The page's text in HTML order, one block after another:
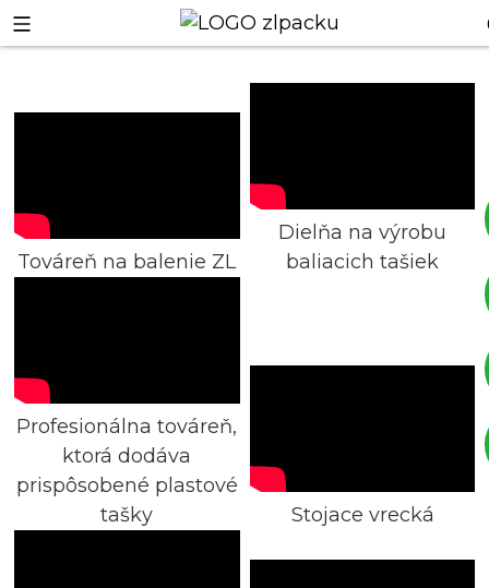
+8619953939264
Továreň na balenie ZL
Dielňa na výrobu
baliacich tašiek
Profesionálna továreň,
ktorá dodáva
prispôsobené plastové
tašky
Stojace vrecká